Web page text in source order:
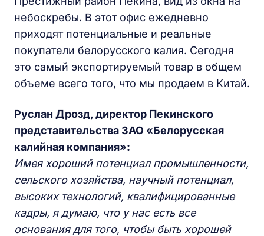
небоскребы. В этот офис ежедневно
приходят потенциальные и реальные
покупатели белорусского калия. Сегодня
это самый экспортируемый товар в общем
объеме всего того, что мы продаем в Китай.
Руслан Дрозд, директор Пекинского
представительства ЗАО «Белорусская
калийная компания»:
Имея хороший потенциал промышленности,
сельского хозяйства, научный потенциал,
высоких технологий, квалифицированные
кадры, я думаю, что у нас есть все
основания для того, чтобы быть хорошей